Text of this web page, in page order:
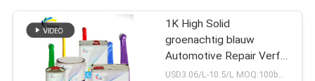
1K High Solid
groenachtig blauw
Automotive Repair Verf
voor Auto Refinish
USD3.06/L-10.5/L MOQ:100boxen